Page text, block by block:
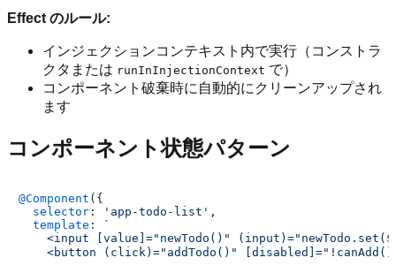
Effect のルール:
インジェクションコンテキスト内で実行（コンストラ
クタまたは runInInjectionContext で）
コンポーネント破棄時に自動的にクリーンアップされ
ます
コンポーネント状態パターン
@Component ({
selector : 'app-todo-list' ,
template :
`
<input [value]="newTodo()"
<button (click)="addTodo()"